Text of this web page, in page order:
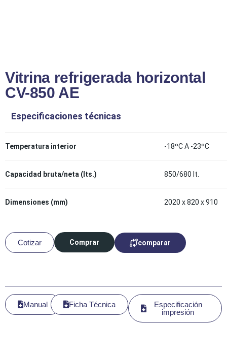
Vitrina refrigerada horizontal
CV-850 AE
Especificaciones técnicas
Temperatura interior -18ºC A -23ºC
Capacidad bruta/neta (lts.) 850/680 lt.
Dimensiones (mm) 2020 x 820 x 910
Cotizar Comprar comparar
Manual
Especificación
impresión
Ficha Técnica